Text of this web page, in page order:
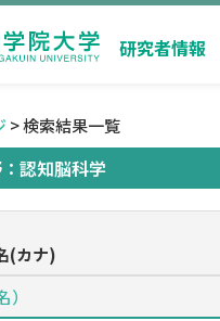
研究者情報
> 検索結果一覧
認知脳科学
(カナ)